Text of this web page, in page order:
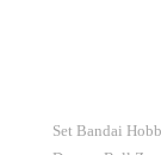
Set Bandai